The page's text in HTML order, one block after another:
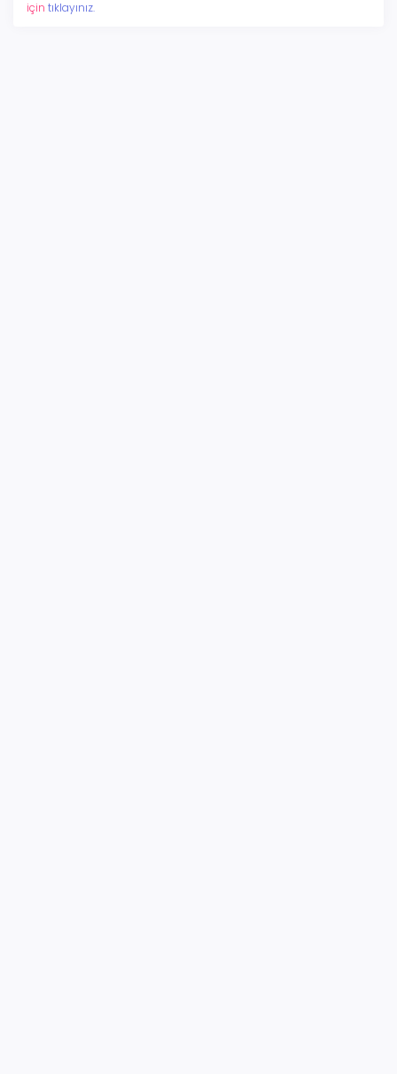
için tıklayınız.